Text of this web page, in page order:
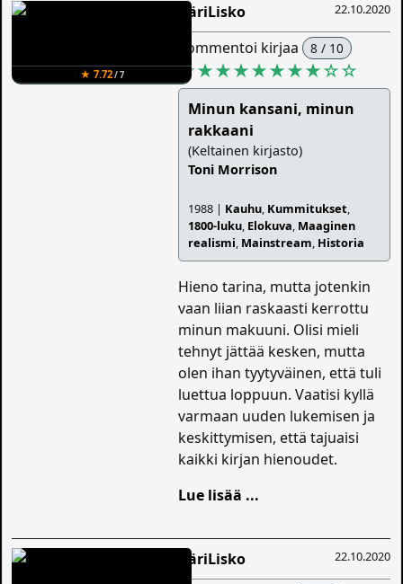
★ 7.72/ 7
22.10.2020
ÄäriLisko
kommentoi kirjaa 8 / 10
★★★★★★★★☆☆
Minun kansani, minun
rakkaani
(Keltainen kirjasto)
Toni Morrison
1988 | Kauhu, Kummitukset,
1800-luku, Elokuva, Maaginen
realismi, Mainstream, Historia
Hieno tarina, mutta jotenkin
vaan liian raskaasti kerrottu
minun makuuni. Olisi mieli
tehnyt jättää kesken, mutta
olen ihan tyytyväinen, että tuli
luettua loppuun. Vaatisi kyllä
varmaan uuden lukemisen ja
keskittymisen, että tajuaisi
kaikki kirjan hienoudet.
Lue lisää ...
22.10.2020
ÄäriLisko